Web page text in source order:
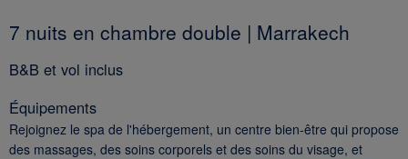
7 nuits en chambre double | Marrakech
B&B et vol inclus
Équipements
Rejoignez le spa de l'hébergement, un centre bien-être qui propose
des massages, des soins corporels et des soins du visage, et